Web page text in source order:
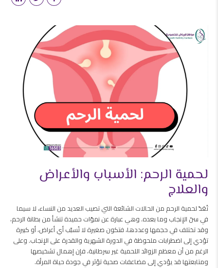
لحمية الرحم: الأسباب والأعراض
والعلاج
تُعَدّ لحمية الرحم من الحالات الشائعة التي تصيب العديد من النساء، لا سيما
في سنّ الإنجاب وما بعده. وهي عبارة عن نموّات حميدة تنشأ من بطانة الرحم،
وقد تختلف في حجمها وعددها، فتكون صغيرة لا تُسبّب أي أعراض، أو كبيرة
تؤدي إلى اضطرابات ملحوظة في الدورة الشهرية والقدرة على الإنجاب. وعلى
الرغم من أن معظم الزوائد اللحمية غير سرطانية، فإن إهمال تشخيصها
ومتابعتها قد يؤدي إلى مضاعفات صحية تؤثر في جودة حياة المرأة.